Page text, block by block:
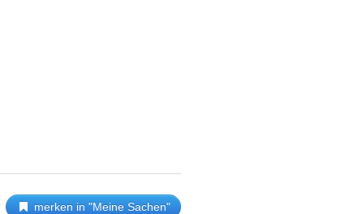
merken in "Meine Sachen"